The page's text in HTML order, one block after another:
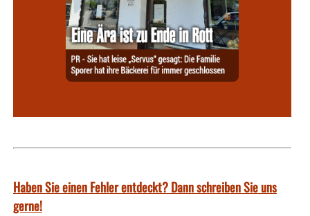
Haben Sie einen Fehler entdeckt? Dann schreiben Sie uns
gerne!